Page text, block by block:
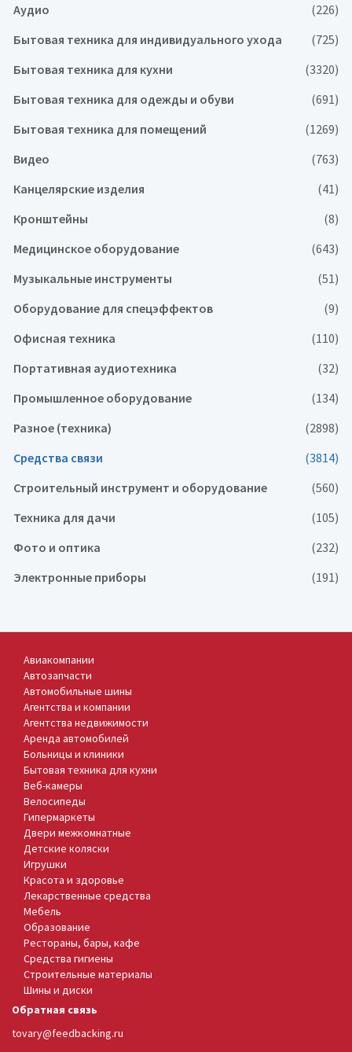
Аудио
(226)
Бытовая техника для индивидуального ухода
(725)
Бытовая техника для кухни
(3320)
Бытовая техника для одежды и обуви
(691)
Бытовая техника для помещений
(1269)
Видео
(763)
Канцелярские изделия
(41)
Кронштейны
(8)
Медицинское оборудование
(643)
Музыкальные инструменты
(51)
Оборудование для спецэффектов
(9)
Офисная техника
(110)
Портативная аудиотехника
(32)
Промышленное оборудование
(134)
Разное (техника)
(2898)
Средства связи
(3814)
Строительный инструмент и оборудование
(560)
Техника для дачи
(105)
Фото и оптика
(232)
Электронные приборы
(191)
Авиакомпании
Автозапчасти
Автомобильные шины
Агентства и компании
Агентства недвижимости
Аренда автомобилей
Больницы и клиники
Бытовая техника для кухни
Веб-камеры
Велосипеды
Гипермаркеты
Двери межкомнатные
Детские коляски
Игрушки
Красота и здоровье
Лекарственные средства
Мебель
Образование
Рестораны, бары, кафе
Средства гигиены
Строительные материалы
Шины и диски
Обратная связь
tovary@feedbacking.ru